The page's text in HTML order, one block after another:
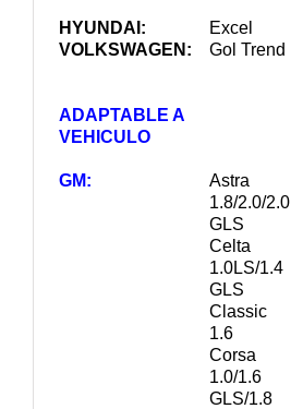
HYUNDAI:
VOLKSWAGEN:
Excel
Gol Trend
ADAPTABLE A
VEHICULO
GM:
Astra
1.8/2.0/2.0
GLS
Celta
1.0LS/1.4
GLS
Classic
1.6
Corsa
1.0/1.6
GLS/1.8